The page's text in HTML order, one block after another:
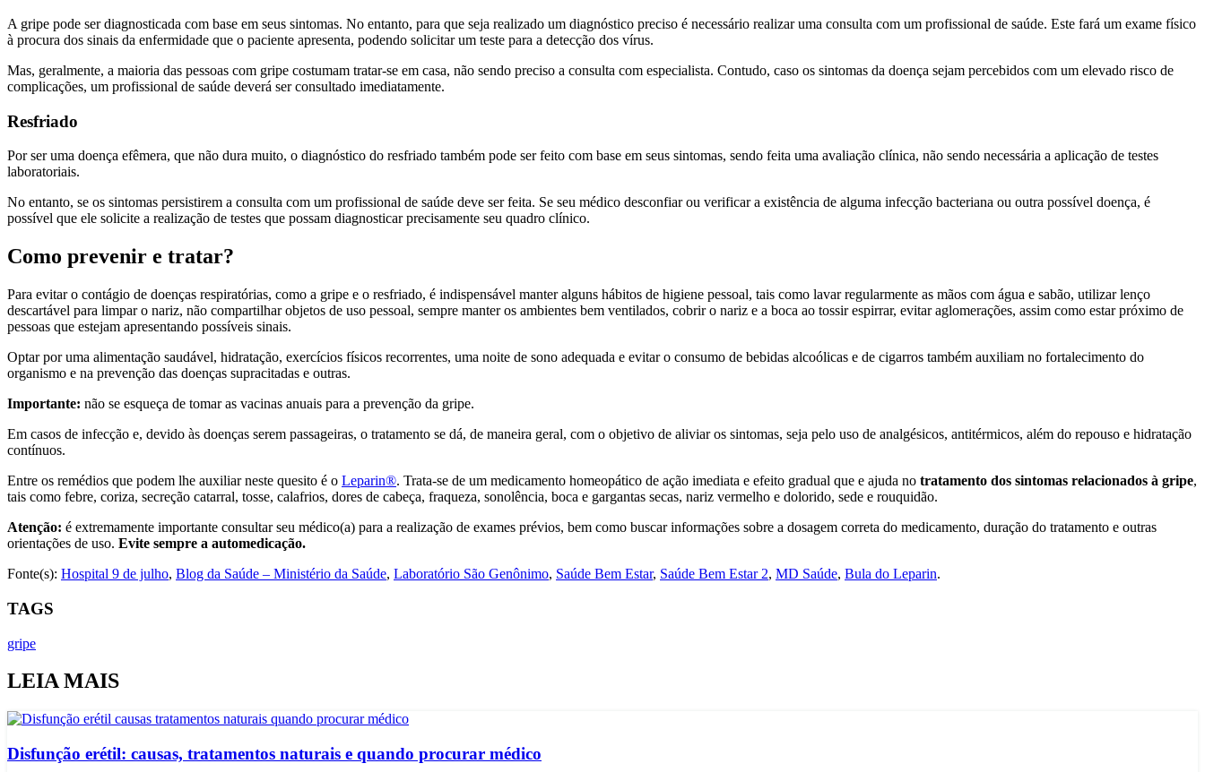
A gripe pode ser diagnosticada com base em seus sintomas. No entanto, para que seja realizado um diagnóstico preciso é necessário realizar uma consulta com um profissional de saúde. Este fará um exame físico
à procura dos sinais da enfermidade que o paciente apresenta, podendo solicitar um teste para a detecção dos vírus.
Mas, geralmente, a maioria das pessoas com gripe costumam tratar-se em casa, não sendo preciso a consulta com especialista. Contudo, caso os sintomas da doença sejam percebidos com um elevado risco de
complicações, um profissional de saúde deverá ser consultado imediatamente.
Resfriado
Por ser uma doença efêmera, que não dura muito, o diagnóstico do resfriado também pode ser feito com base em seus sintomas, sendo feita uma avaliação clínica, não sendo necessária a aplicação de testes
laboratoriais.
No entanto, se os sintomas persistirem a consulta com um profissional de saúde deve ser feita. Se seu médico desconfiar ou verificar a existência de alguma infecção bacteriana ou outra possível doença, é
possível que ele solicite a realização de testes que possam diagnosticar precisamente seu quadro clínico.
Como prevenir e tratar?
Para evitar o contágio de doenças respiratórias, como a gripe e o resfriado, é indispensável manter alguns hábitos de higiene pessoal, tais como lavar regularmente as mãos com água e sabão, utilizar lenço
descartável para limpar o nariz, não compartilhar objetos de uso pessoal, sempre manter os ambientes bem ventilados, cobrir o nariz e a boca ao tossir espirrar, evitar aglomerações, assim como estar próximo de
pessoas que estejam apresentando possíveis sinais.
Optar por uma alimentação saudável, hidratação, exercícios físicos recorrentes, uma noite de sono adequada e evitar o consumo de bebidas alcoólicas e de cigarros também auxiliam no fortalecimento do
organismo e na prevenção das doenças supracitadas e outras.
Importante: não se esqueça de tomar as vacinas anuais para a prevenção da gripe.
Em casos de infecção e, devido às doenças serem passageiras, o tratamento se dá, de maneira geral, com o objetivo de aliviar os sintomas, seja pelo uso de analgésicos, antitérmicos, além do repouso e hidratação
contínuos.
Entre os remédios que podem lhe auxiliar neste quesito é o Leparin®. Trata-se de um medicamento homeopático de ação imediata e efeito gradual que e ajuda no tratamento dos sintomas relacionados à gripe,
tais como febre, coriza, secreção catarral, tosse, calafrios, dores de cabeça, fraqueza, sonolência, boca e gargantas secas, nariz vermelho e dolorido, sede e rouquidão.
Atenção: é extremamente importante consultar seu médico(a) para a realização de exames prévios, bem como buscar informações sobre a dosagem correta do medicamento, duração do tratamento e outras
orientações de uso. Evite sempre a automedicação.
Fonte(s): Hospital 9 de julho, Blog da Saúde – Ministério da Saúde, Laboratório São Genônimo, Saúde Bem Estar, Saúde Bem Estar 2, MD Saúde, Bula do Leparin.
TAGS
gripe
LEIA MAIS
Disfunção erétil: causas, tratamentos naturais e quando procurar médico